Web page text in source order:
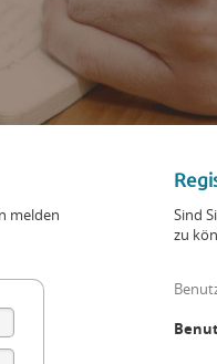
melden
Sind
zu